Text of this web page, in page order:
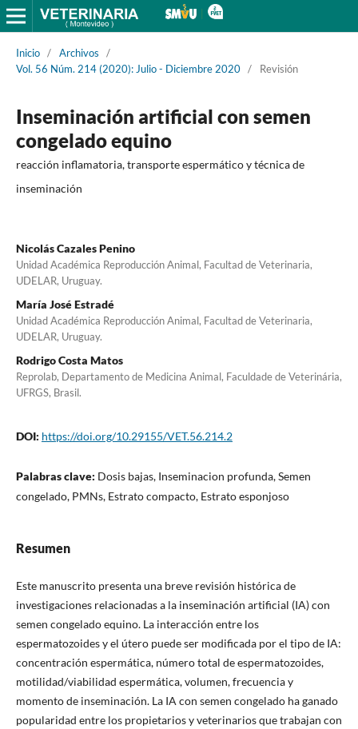
Inicio / Archivos
/
Vol. 56 Núm. 214 (2020): Julio - Diciembre 2020 / Revisión
Inseminación artificial con semen
congelado equino
reacción inflamatoria, transporte espermático y técnica de
inseminación
Nicolás Cazales Penino
Unidad Académica Reproducción Animal, Facultad de Veterinaria,
UDELAR, Uruguay.
María José Estradé
Unidad Académica Reproducción Animal, Facultad de Veterinaria,
UDELAR, Uruguay.
Rodrigo Costa Matos
Reprolab, Departamento de Medicina Animal, Faculdade de Veterinária,
UFRGS, Brasil.
DOI: https://doi.org/10.29155/VET.56.214.2
Palabras clave: Dosis bajas, Inseminacion profunda, Semen
congelado, PMNs, Estrato compacto, Estrato esponjoso
Resumen
Este manuscrito presenta una breve revisión histórica de
investigaciones relacionadas a la inseminación artificial (IA) con
semen congelado equino. La interacción entre los
espermatozoides y el útero puede ser modificada por el tipo de IA:
concentración espermática, número total de espermatozoides,
motilidad/viabilidad espermática, volumen, frecuencia y
momento de inseminación. La IA con semen congelado ha ganado
popularidad entre los propietarios y veterinarios que trabajan con